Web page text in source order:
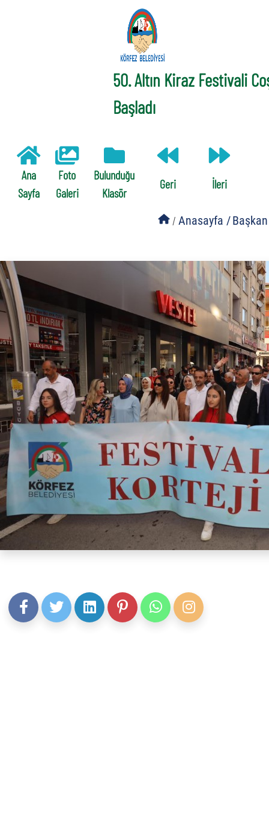
50. Altın Kiraz Festivali
Başladı
Ana
Sayfa
Foto
Galeri
Bulunduğu
Klasör
Geri İleri
/ Anasayfa /